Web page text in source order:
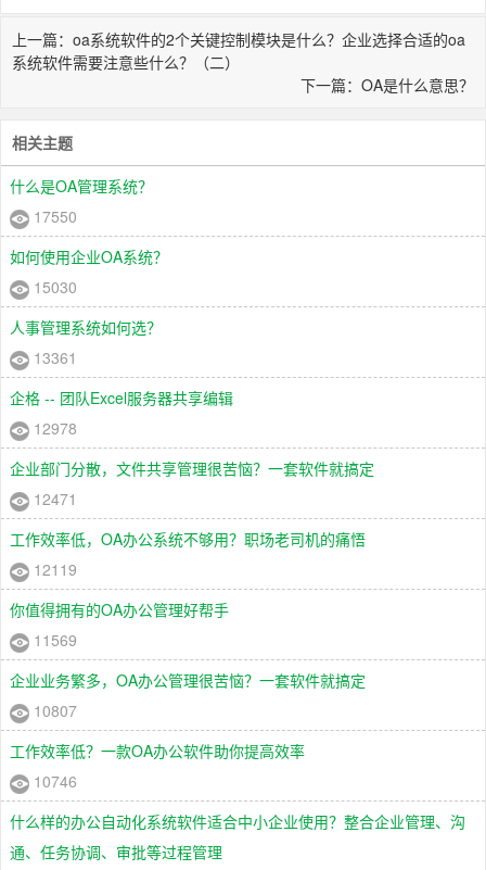
上一篇：oa系统软件的2个关键控制模块是什么？企业选择合适的oa
系统软件需要注意些什么？（二）
下一篇：OA是什么意思？
相关主题
什么是OA管理系统？
17550
如何使用企业OA系统？
15030
人事管理系统如何选？
13361
企格 -- 团队Excel服务器共享编辑
12978
企业部门分散，文件共享管理很苦恼？一套软件就搞定
12471
工作效率低，OA办公系统不够用？职场老司机的痛悟
12119
你值得拥有的OA办公管理好帮手
11569
企业业务繁多，OA办公管理很苦恼？一套软件就搞定
10807
工作效率低？一款OA办公软件助你提高效率
10746
什么样的办公自动化系统软件适合中小企业使用？整合企业管理、沟
通、任务协调、审批等过程管理